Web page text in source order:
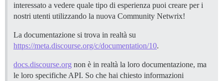
interessato a vedere quale tipo di esperienza puoi creare per i
nostri utenti utilizzando la nuova Community Netwrix!
La documentazione si trova in realtà su
https://meta.discourse.org/c/documentation/10.
docs.discourse.org non è in realtà la loro documentazione, ma
le loro specifiche API. So che hai chiesto informazioni